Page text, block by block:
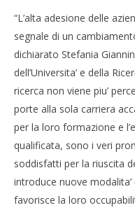
“L’alta adesione delle
segnale di un
dichiarato Stefania
dell’Universita’ e della
ricerca non viene piu’
porte alla sola carriera
per la loro formazione e
qualificata, sono i veri
soddisfatti per la riuscita
introduce nuove
favorisce la loro